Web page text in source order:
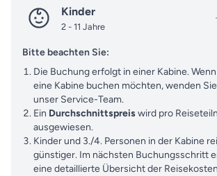
Kinder
2 - 11 Jahre
Bitte beachten Sie:
Die Buchung erfolgt in einer Kabine.
eine Kabine buchen möchten, wenden
unser Service-Team.
Ein Durchschnittspreiswird pro
ausgewiesen.
Kinder und 3./4. Personen in der Kabine
günstiger. Im nächsten Buchungsschritt
eine detaillierte Übersicht der